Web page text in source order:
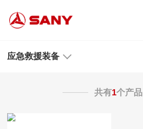
应急救援装备
共有1个产品